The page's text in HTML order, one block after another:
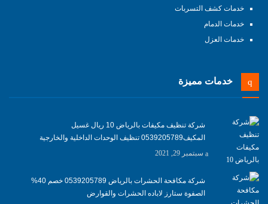
خدمات كشف التسربات
خدمات الدمام
خدمات العزل
خدمات مميزة
شركة تنظيف مكيفات بالرياض 10 ريال غسيل
المكيف0539205789 تنظيف الوحدات الداخلية والخارجية
سبتمبر 29, 2021
شركة مكافحة الحشرات بالرياض 0539205789 خصم 40%
الصفوة ستارز لاباده الحشرات والقوارض